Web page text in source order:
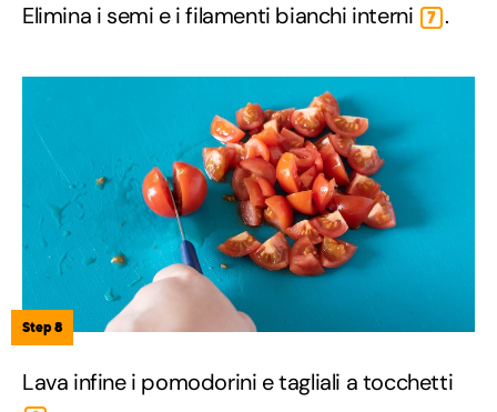
Elimina i semi e i filamenti bianchi interni 7 .
Step 8
Lava infine i pomodorini e tagliali a tocchetti